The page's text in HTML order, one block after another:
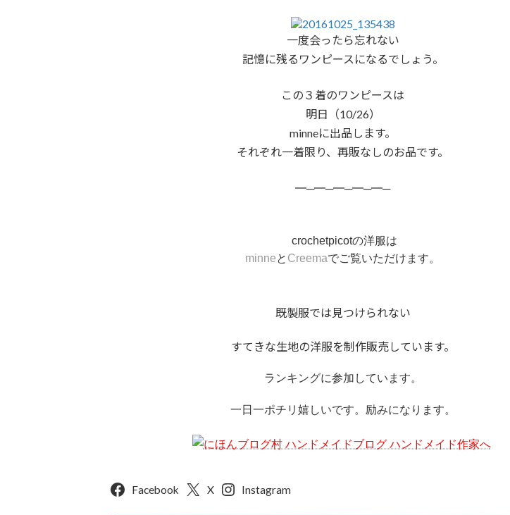
一度会ったら忘れない
記憶に残るワンピースになるでしょう。
この３着のワンピースは
明日（10/26）
minneに出品します。
それぞれ一着限り、再販なしのお品です。
━─━─━─━─━─
crochetpicotの洋服は
minneと Creemaでご覧いただけます。
既製服では見つけられない
すてきな生地の洋服を制作販売しています。
ランキングに参加しています。
一日一ポチリ嬉しいです。励みになります。
Facebook X Instagram